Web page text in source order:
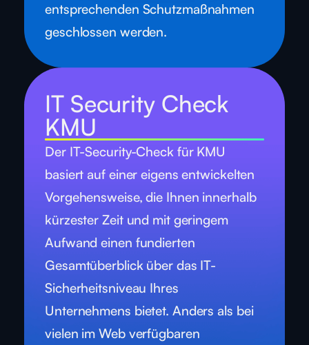
entsprechenden Schutzmaßnahmen
geschlossen werden.
IT Security Check
KMU
Der IT-Security-Check für KMU
basiert auf einer eigens entwickelten
Vorgehensweise, die Ihnen innerhalb
kürzester Zeit und mit geringem
Aufwand einen fundierten
Gesamtüberblick über das IT-
Sicherheitsniveau Ihres
Unternehmens bietet. Anders als bei
vielen im Web verfügbaren